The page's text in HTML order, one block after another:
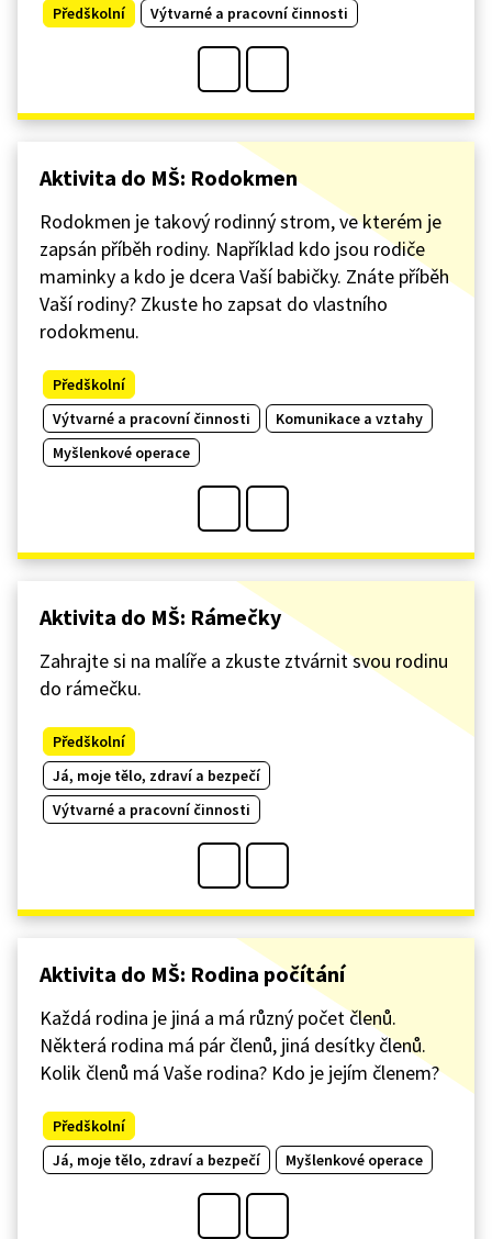
Předškolní Výtvarné a pracovní činnosti
Aktivita do MŠ: Rodokmen
Rodokmen je takový rodinný strom, ve kterém je
zapsán příběh rodiny. Například kdo jsou rodiče
maminky a kdo je dcera Vaší babičky. Znáte příběh
Vaší rodiny? Zkuste ho zapsat do vlastního
rodokmenu.
Předškolní
Výtvarné a pracovní činnosti
Komunikace a vztahy
Myšlenkové operace
Aktivita do MŠ: Rámečky
Zahrajte si na malíře a zkuste ztvárnit svou rodinu
do rámečku.
Předškolní
Já, moje tělo, zdraví a bezpečí
Výtvarné a pracovní činnosti
Aktivita do MŠ: Rodina počítání
Každá rodina je jiná a má různý počet členů.
Některá rodina má pár členů, jiná desítky členů.
Kolik členů má Vaše rodina? Kdo je jejím členem?
Předškolní
Já, moje tělo, zdraví a bezpečí
Myšlenkové operace